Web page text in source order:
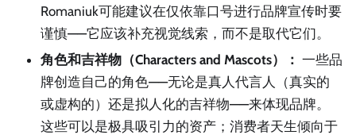
Romaniuk可能建议在仅依靠口号进行品牌宣传时要
谨慎——它应该补充视觉线索，而不是取代它们。
角色和吉祥物（Characters and Mascots）： 一些品
牌创造自己的角色——无论是真人代言人（真实的
或虚构的）还是拟人化的吉祥物——来体现品牌。
这些可以是极具吸引力的资产；消费者天生倾向于